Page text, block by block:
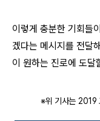
이렇게 충분한 기회들
겠다는 메시지를 전달
이 원하는 진로에 도달
※위 기사는 2019